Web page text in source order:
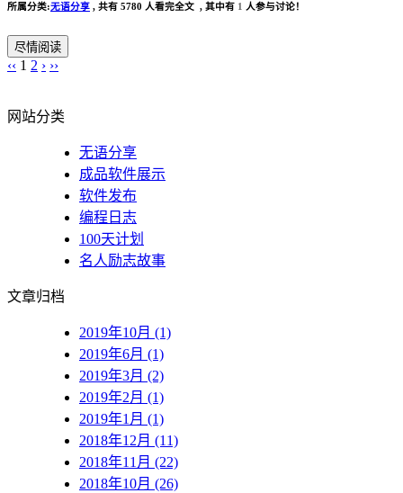
所属分类:无语分享 , 共有 5780 人看完全文 , 其中有 1 人参与讨论！
尽情阅读
‹‹ 1 2 › ››
网站分类
无语分享
成品软件展示
软件发布
编程日志
100天计划
名人励志故事
文章归档
2019年10月 (1)
2019年6月 (1)
2019年3月 (2)
2019年2月 (1)
2019年1月 (1)
2018年12月 (11)
2018年11月 (22)
2018年10月 (26)